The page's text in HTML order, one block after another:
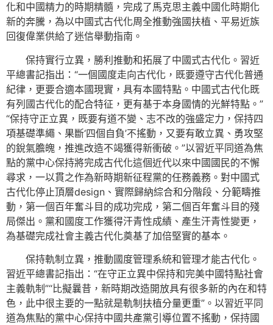
化和中國精力的時期精髓，完成了馬克思主義中國化時期化
新的奔騰，為以中國式古代化周全推動強國扶植、平易近族
回復偉業供給了迷信舉動指南。
保持實行立異，勝利推動和拓展了中國式古代化。習近
平總書記指出：“一個國度走向古代化，既要遵守古代化普通
紀律，更要合適本國現實，具有本國特點。中國式古代化既
有列國古代化的配合特征，更有基于本身國情的光鮮特點。”
“保持守正立異，既要有道不變、志不改的強盛定力，保持四
項基礎準繩、果斷‘四個自負’不搖動，又要有敢立異、勇攻堅
的銳氣膽魄，推進改造不竭獲得新衝破。”以習近平同道為焦
點的黨中心保持將完成古代化這個近代以來中國國民的不懈
尋求，一以貫之作為新時期新征程黨的任務義務。對中國式
古代化停止頂層design、實際歸納綜合和分階段、分範疇推
動，第一個百年奮斗目的成功完成，第二個百年奮斗目的殘
局傑出。黨和國度工作獲得汗青性成績、產生汗青性變更，
為基礎完成社會主義古代化奠基了加倍堅實的基本。
保持軌制立異，推動國度管理系統和管理才能古代化。
習近平總書記指出：“在守正立異中保持和完美中國特點社會
主義軌制”“比擬曩昔，新時期改造開放具有很多新的內在和特
色，此中很主要的一點就是軌制扶植分量更重”。以習近平同
道為焦點的黨中心保持中國共產黨引導位置不搖動，保持國